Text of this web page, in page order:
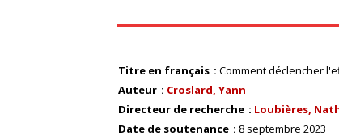
Titre en français
Comment déclencher
Auteur
Croslard, Yann
Directeur de recherche
Loubières,
Date de soutenance
8 septembre 2023